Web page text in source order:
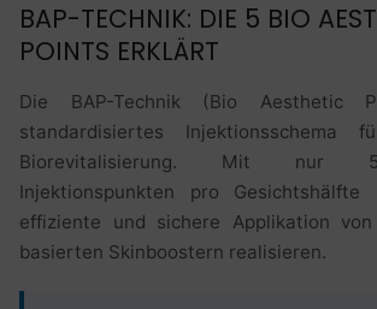
BAP-TECHNIK: DIE 5 BIO
POINTS ERKLÄRT
Die BAP-Technik (Bio Aesthetic
standardisiertes Injektionsschema
Biorevitalisierung. Mit nur
Injektionspunkten pro
effiziente und sichere Applikation von
basierten Skinboostern realisieren.